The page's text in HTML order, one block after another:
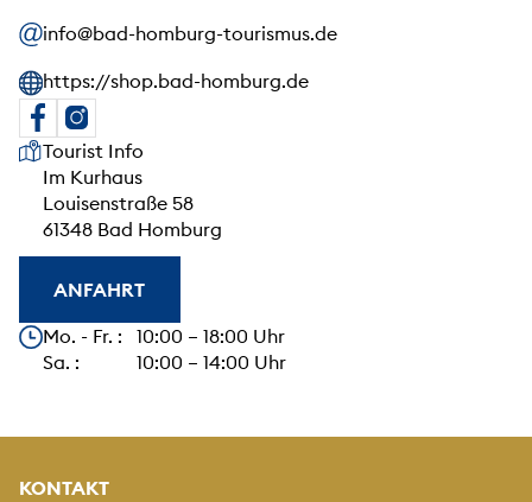
info@bad-homburg-tourismus.de
https://shop.bad-homburg.de
Unsere Anschrift
Tourist Info
Im Kurhaus
Louisenstraße 58
61348 Bad Homburg
ANFAHRT
Unsere Öffnungszeiten
Mo. - Fr. : 10:00 – 18:00 Uhr
Sa. : 10:00 – 14:00 Uhr
KONTAKT